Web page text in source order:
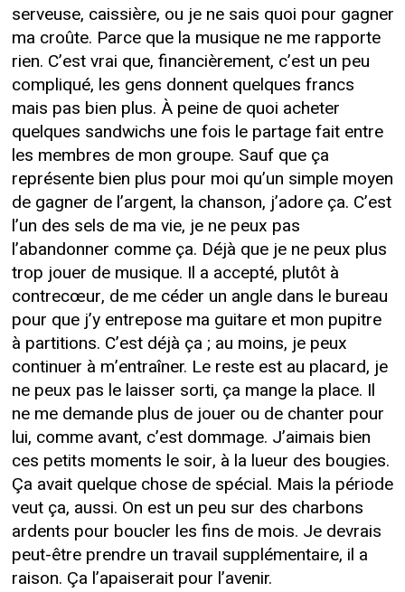
serveuse, caissière, ou je ne sais quoi pour gagner
ma croûte. Parce que la musique ne me rapporte
rien. C’est vrai que, financièrement, c’est un peu
compliqué, les gens donnent quelques francs
mais pas bien plus. À peine de quoi acheter
quelques sandwichs une fois le partage fait entre
les membres de mon groupe. Sauf que ça
représente bien plus pour moi qu’un simple moyen
de gagner de l’argent, la chanson, j’adore ça. C’est
l’un des sels de ma vie, je ne peux pas
l’abandonner comme ça. Déjà que je ne peux plus
trop jouer de musique. Il a accepté, plutôt à
contrecœur, de me céder un angle dans le bureau
pour que j’y entrepose ma guitare et mon pupitre
à partitions. C’est déjà ça ; au moins, je peux
continuer à m’entraîner. Le reste est au placard, je
ne peux pas le laisser sorti, ça mange la place. Il
ne me demande plus de jouer ou de chanter pour
lui, comme avant, c’est dommage. J’aimais bien
ces petits moments le soir, à la lueur des bougies.
Ça avait quelque chose de spécial. Mais la période
veut ça, aussi. On est un peu sur des charbons
ardents pour boucler les fins de mois. Je devrais
peut-être prendre un travail supplémentaire, il a
raison. Ça l’apaiserait pour l’avenir.